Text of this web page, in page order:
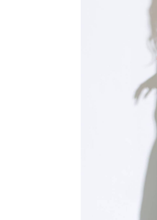
Type anything to